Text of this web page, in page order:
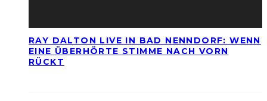
RAY DALTON LIVE IN BAD NENNDORF: WENN
EINE ÜBERHÖRTE STIMME NACH VORN
RÜCKT